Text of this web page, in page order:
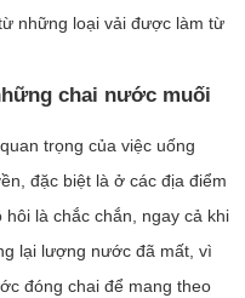
những loại vải được làm từ
chai nước muối
trọng của việc uống
đặc biệt là ở các địa điểm
là chắc chắn, ngay cả khi
lại lượng nước đã mất, vì
đóng chai để mang theo